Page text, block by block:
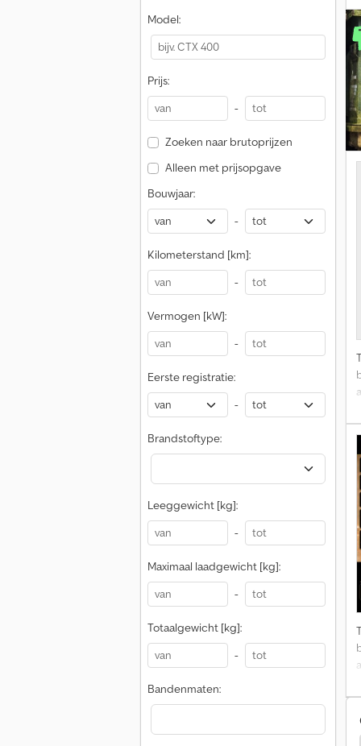
Model:
Prijs:
-
Zoeken naar brutoprijzen
Alleen met prijsopgave
Bouwjaar:
-
Kilometerstand [km]:
-
Vermogen [kW]:
-
Eerste registratie:
-
Brandstoftype:
Leeggewicht [kg]:
-
Maximaal laadgewicht [kg]:
-
Totaalgewicht [kg]:
-
Bandenmaten: